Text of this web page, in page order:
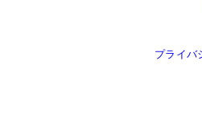
プライバ